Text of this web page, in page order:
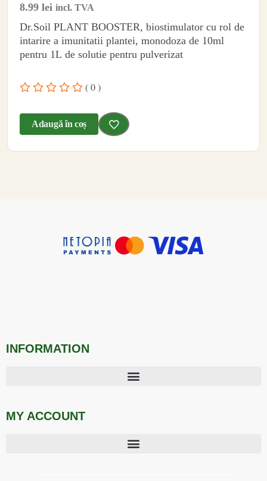
8.99 lei incl. TVA
Dr.Soil PLANT BOOSTER, biostimulator cu rol de
intarire a imunitatii plantei, monodoza de 10ml
pentru 1L de solutie pentru pulverizat
( 0 )
Adaugă în coș
INFORMATION
MY ACCOUNT